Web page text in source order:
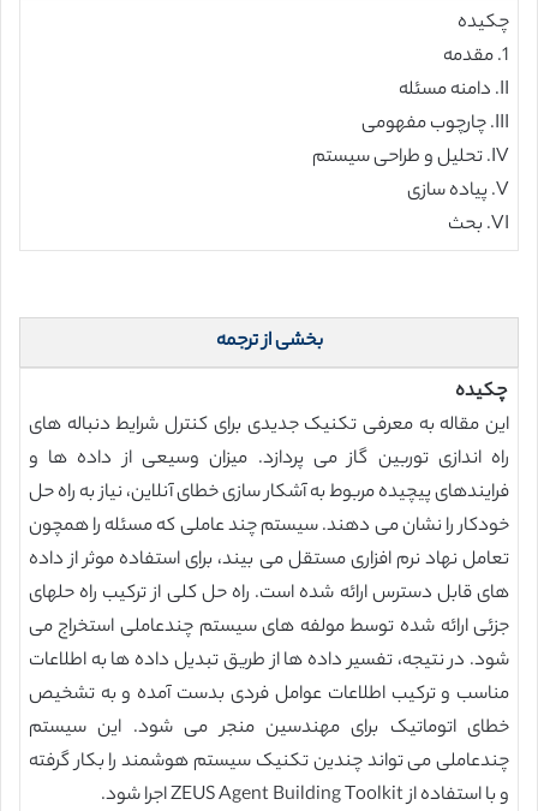
چکیده
1. مقدمه
II. دامنه مسئله
III. چارچوب مفهومی
IV. تحلیل و طراحی سیستم
V. پیاده سازی
VI. بحث
بخشی از ترجمه
چکیده
این مقاله به معرفی تکنیک جدیدی برای کنترل شرایط دنباله های
راه اندازی توربین گاز می پردازد. میزان وسیعی از داده ها و
فرایندهای پیچیده مربوط به آشکار سازی خطای آنلاین، نیاز به راه حل
خودکار را نشان می دهند. سیستم چند عاملی که مسئله را همچون
تعامل نهاد نرم افزاری مستقل می بیند، برای استفاده موثر از داده
های قابل دسترس ارائه شده است. راه حل کلی از ترکیب راه حلهای
جزئی ارائه شده توسط مولفه های سیستم چندعاملی استخراج می
شود. در نتیجه، تفسیر داده ها از طریق تبدیل داده ها به اطلاعات
مناسب و ترکیب اطلاعات عوامل فردی بدست آمده و به تشخیص
خطای اتوماتیک برای مهندسین منجر می شود. این سیستم
چندعاملی می تواند چندین تکنیک سیستم هوشمند را بکار گرفته
و با استفاده از ZEUS Agent Building Toolkit اجرا شود.